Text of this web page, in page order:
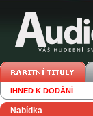
IHNED K DODÁNÍ
Nabídka